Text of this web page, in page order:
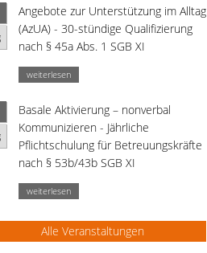
Angebote zur Unterstützung im Alltag
(AzUA) - 30-stündige Qualifizierung
nach § 45a Abs. 1 SGB XI
weiterlesen
Basale Aktivierung – nonverbal
Kommunizieren - Jährliche
Pflichtschulung für Betreuungskräfte
nach § 53b/43b SGB XI
weiterlesen
Alle Veranstaltungen